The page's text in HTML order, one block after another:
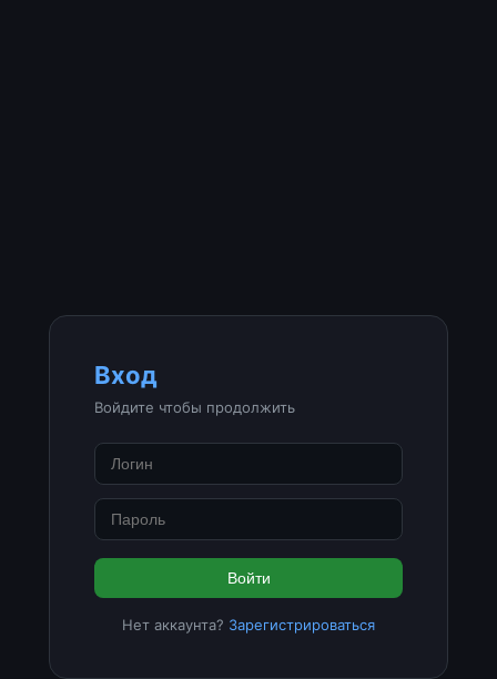
Вход
Войдите чтобы продолжить
Войти
Нет аккаунта? Зарегистрироваться